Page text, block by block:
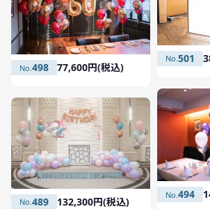
501
498 77,600円(税込)
494
489 132,300円(税込)